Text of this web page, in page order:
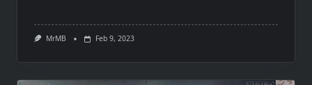
MrMB Feb 9, 2023